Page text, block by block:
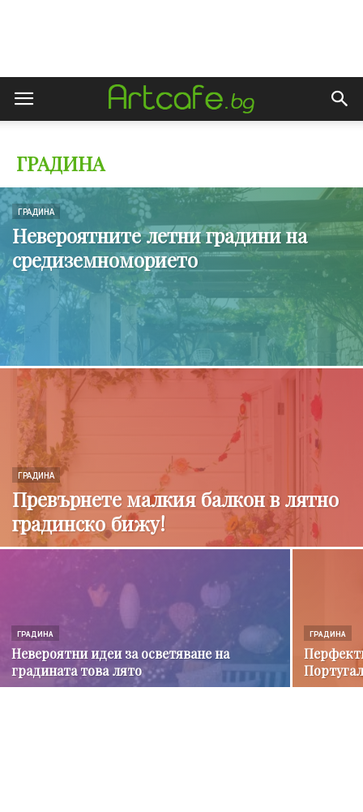
ГРАДИНА
ГРАДИНА
Невероятните летни градини на
средиземноморието
ГРАДИНА
Превърнете малкия балкон в лятно
градинско бижу!
ГРАДИНА
Невероятни идеи за осветяване на
градината това лято
ГРАДИНА